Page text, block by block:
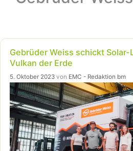
Gebrüder Weiss schickt
Vulkan der Erde
5. Oktober 2023 von EMC - Redaktion bm